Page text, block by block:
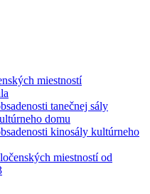
miestností
tanečnej sály
domu
kinosály kultúrneho
miestností od